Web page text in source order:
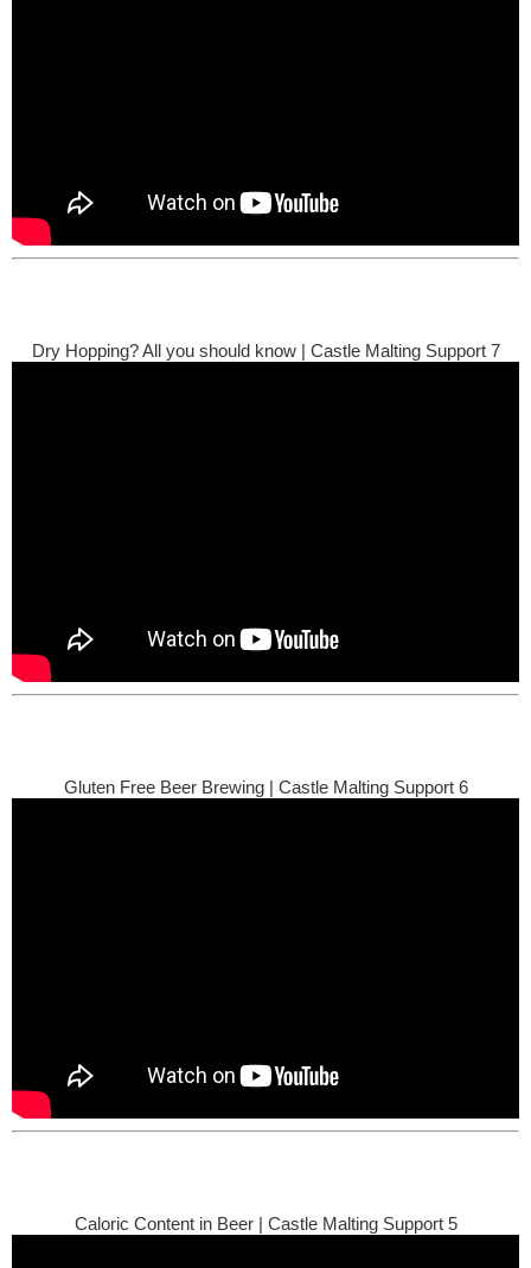
Dry Hopping? All you should know | Castle Malting Support 7
Gluten Free Beer Brewing | Castle Malting Support 6
Caloric Content in Beer | Castle Malting Support 5